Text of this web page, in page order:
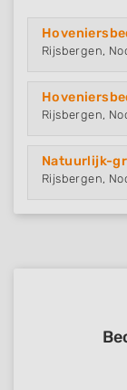
Rijsbergen,
Rijsbergen,
Natuurlijk-
Rijsbergen,